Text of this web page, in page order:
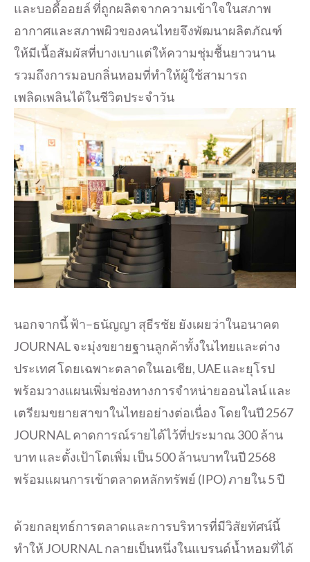
และบอดี้ออยล์ ที่ถูกผลิตจากความเข้าใจในสภาพ
อากาศและสภาพผิวของคนไทยจึงพัฒนาผลิตภัณฑ์
ให้มีเนื้อสัมผัสที่บางเบาแต่ให้ความชุ่มชื้นยาวนาน
รวมถึงการมอบกลิ่นหอมที่ทำให้ผู้ใช้สามารถ
เพลิดเพลินได้ในชีวิตประจำวัน
นอกจากนี้ ฟ้า–ธนัญญา สุธีรชัย ยังเผยว่าในอนาคต
JOURNAL จะมุ่งขยายฐานลูกค้าทั้งในไทยและต่าง
ประเทศ โดยเฉพาะตลาดในเอเชีย, UAE และยุโรป
พร้อมวางแผนเพิ่มช่องทางการจำหน่ายออนไลน์ และ
เตรียมขยายสาขาในไทยอย่างต่อเนื่อง โดยในปี 2567
JOURNAL คาดการณ์รายได้ไว้ที่ประมาณ 300 ล้าน
บาท และตั้งเป้าโตเพิ่ม เป็น 500 ล้านบาทในปี 2568
พร้อมแผนการเข้าตลาดหลักทรัพย์ (IPO) ภายใน 5 ปี
ด้วยกลยุทธ์การตลาดและการบริหารที่มีวิสัยทัศน์นี้
ทำให้ JOURNAL กลายเป็นหนึ่งในแบรนด์น้ำหอมที่ได้